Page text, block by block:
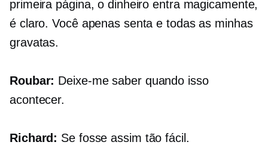
primeira página, o dinheiro entra magicamente,
é claro. Você apenas senta e todas as minhas
gravatas.
Roubar: Deixe-me saber quando isso
acontecer.
Richard: Se fosse assim tão fácil.